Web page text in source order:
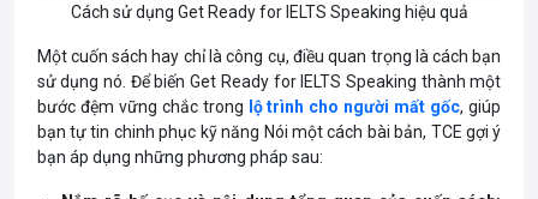
Cách sử dụng Get Ready for IELTS Speaking hiệu quả
Một cuốn sách hay chỉ là công cụ, điều quan trọng là cách bạn
sử dụng nó. Để biến Get Ready for IELTS Speaking thành một
bước đệm vững chắc trong lộ trình cho người mất gốc, giúp
bạn tự tin chinh phục kỹ năng Nói một cách bài bản, TCE gợi ý
bạn áp dụng những phương pháp sau: